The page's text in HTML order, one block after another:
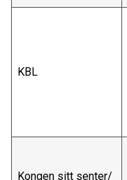
KBL
Kongen sitt senter/